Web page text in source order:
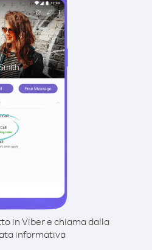
in Viber e chiama dalla
informativa